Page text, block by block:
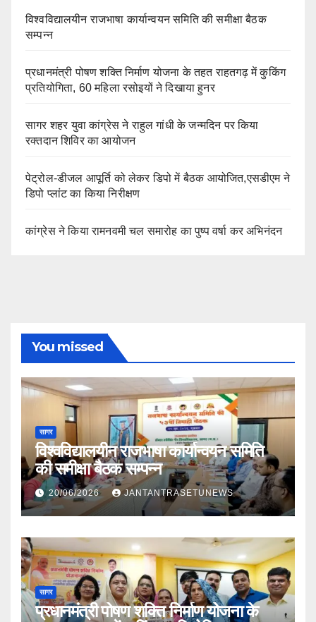
विश्वविद्यालयीन राजभाषा कार्यान्वयन समिति की समीक्षा बैठक
सम्पन्न
प्रधानमंत्री पोषण शक्ति निर्माण योजना के तहत राहतगढ़ में कुकिंग
प्रतियोगिता, 60 महिला रसोइयों ने दिखाया हुनर
सागर शहर युवा कांग्रेस ने राहुल गांधी के जन्मदिन पर किया
रक्तदान शिविर का आयोजन
पेट्रोल-डीजल आपूर्ति को लेकर डिपो में बैठक आयोजित,एसडीएम ने
डिपो प्लांट का किया निरीक्षण
कांग्रेस ने किया रामनवमी चल समारोह का पुष्प वर्षा कर अभिनंदन
You missed
सागर
विश्वविद्यालयीन राजभाषा कार्यान्वयन समिति
की समीक्षा बैठक सम्पन्न
20/06/2026 JANTANTRASETUNEWS
सागर
प्रधानमंत्री पोषण शक्ति निर्माण योजना के